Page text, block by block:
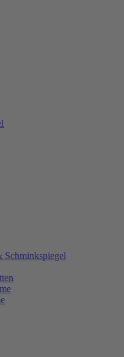
Schminkspiegel